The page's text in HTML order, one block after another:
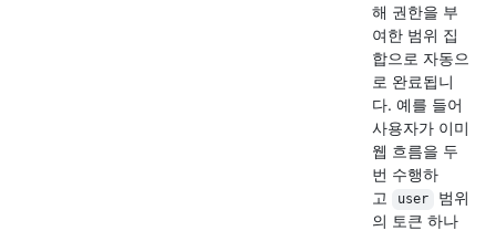
해 권한을 부
여한 범위 집
합으로 자동으
로 완료됩니
다. 예를 들어
사용자가 이미
웹 흐름을 두
번 수행하
고
user
범위
의 토큰 하나